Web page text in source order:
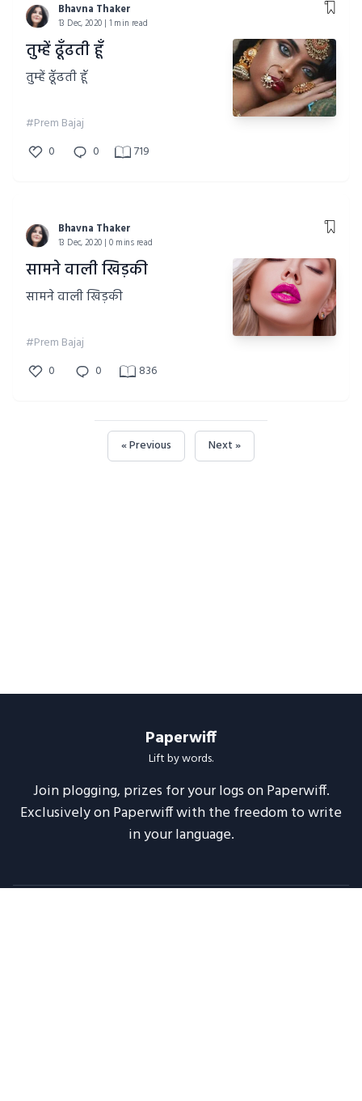
Bhavna Thaker
13 Dec, 2020 | 1 min read
तुम्हें ढूँढती हूँ
तुम्हें ढूँढती हूँ
#Prem Bajaj
0
0 719
Bhavna Thaker
13 Dec, 2020 | 0 mins read
सामने वाली खिड़की
सामने वाली खिड़की
#Prem Bajaj
0
0 836
« Previous Next »
Paperwiff
Lift by words.
Join plogging, prizes for your logs on Paperwiff.
Exclusively on Paperwiff with the freedom to write
in your language.